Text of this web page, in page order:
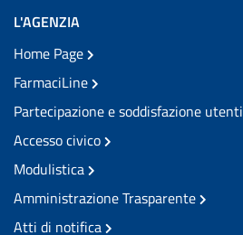
L'AGENZIA
Home Page
FarmaciLine
Partecipazione e soddisfazione utenti
Accesso civico
Modulistica
Amministrazione Trasparente
Atti di notifica